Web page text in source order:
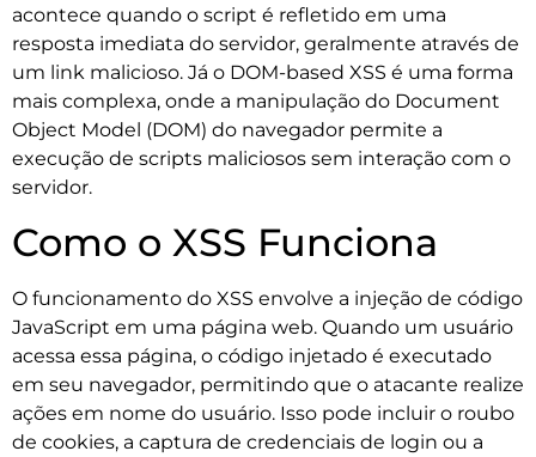
acontece quando o script é refletido em uma
resposta imediata do servidor, geralmente através de
um link malicioso. Já o DOM-based XSS é uma forma
mais complexa, onde a manipulação do Document
Object Model (DOM) do navegador permite a
execução de scripts maliciosos sem interação com o
servidor.
Como o XSS Funciona
O funcionamento do XSS envolve a injeção de código
JavaScript em uma página web. Quando um usuário
acessa essa página, o código injetado é executado
em seu navegador, permitindo que o atacante realize
ações em nome do usuário. Isso pode incluir o roubo
de cookies, a captura de credenciais de login ou a